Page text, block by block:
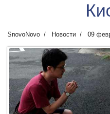
SnovoNovo Новости 09